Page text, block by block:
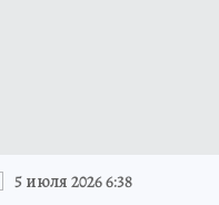
5 июля 2026 6:38